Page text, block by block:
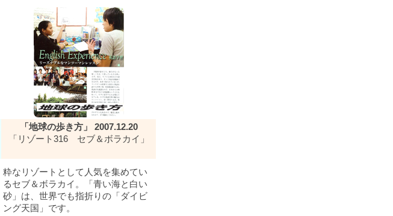
「地球の歩き方」
2007.12.20
「リゾート316 セブ＆ボラカイ」
粋なリゾートとして人気を集めてい
るセブ＆ボラカイ。「青い海と白い
砂」は、世界でも指折りの「ダイビ
ング天国」です。